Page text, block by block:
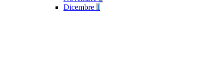
Dicembre 1